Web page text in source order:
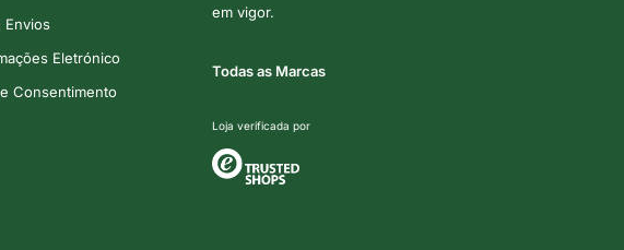
Envios
Eletrónico
Consentimento
em vigor.
Todas as Marcas
Loja verificada por